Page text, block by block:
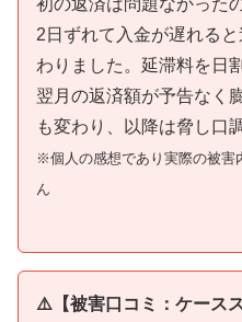
2日ずれて入金が遅れる
わりました。延滞料を日
翌月の返済額が予告なく
も変わり、以降は脅し口
※個人の感想であり実際の被害
ん
⚠️【被害口コミ：ケースス